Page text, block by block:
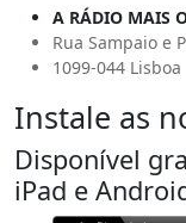
A RÁDIO MAIS
Rua Sampaio e
1099-044 Lisboa
Instale as
Disponível
iPad e